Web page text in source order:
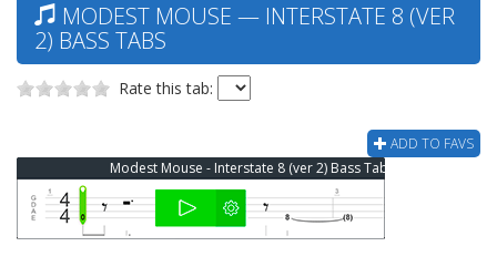
MODEST MOUSE — INTERSTATE 8 (VER
2) BASS TABS
Rate this tab:
ADD TO FAVS
Modest Mouse - Interstate 8 (ver 2) Bass Tab